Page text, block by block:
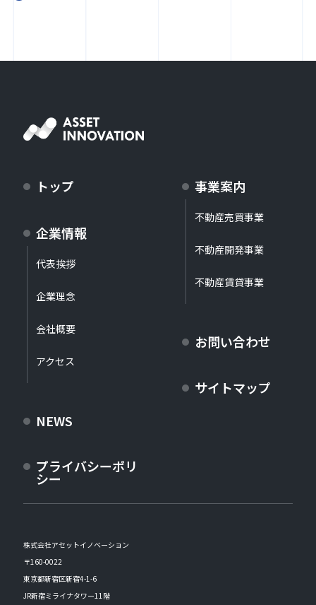
株式会社アセットイノベーション
〒160-0022
東京都新宿区新宿4-1-6
JR新宿ミライナタワー11階
トップ
企業情報
代表挨拶
企業理念
会社概要
アクセス
NEWS
プライバシーポリ
シー
事業案内
不動産売買事業
不動産開発事業
不動産賃貸事業
お問い合わせ
サイトマップ